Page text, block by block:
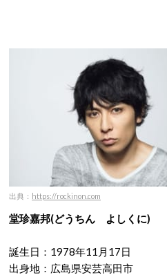
出典： https://rockinon.com
堂珍嘉邦(どうちん よしくに)
誕生日：1978年11月17日
出身地：広島県安芸高田市